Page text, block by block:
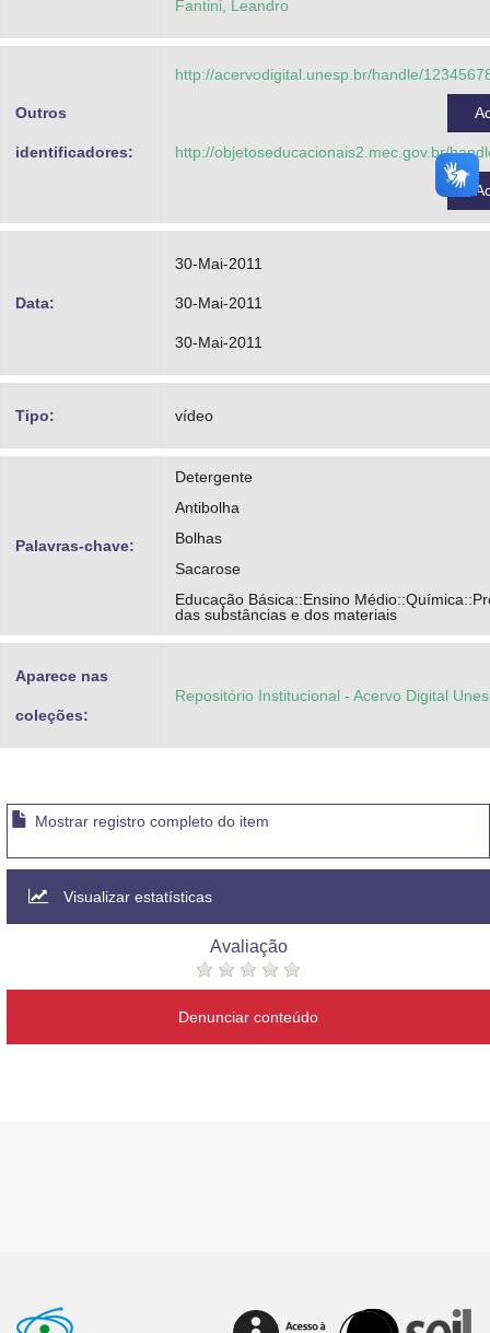
Fantini, Leandro
Outros
identificadores:
http://acervodigital.unesp.br/handle/
http://objetoseducacionais2.mec.gov.br/
Data:
30-Mai-2011
30-Mai-2011
30-Mai-2011
Tipo: vídeo
Palavras-chave:
Detergente
Antibolha
Bolhas
Sacarose
Educação Básica::Ensino
das substâncias e dos materiais
Aparece nas
coleções:
Repositório Institucional - Acervo Digital
Mostrar registro completo do item
Visualizar estatísticas
Avaliação
Denunciar conteúdo